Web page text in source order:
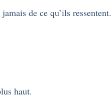
de ce qu’ils ressentent.
haut.